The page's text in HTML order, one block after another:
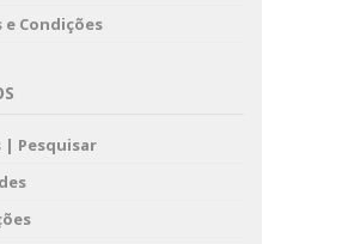
e Condições
| Pesquisar